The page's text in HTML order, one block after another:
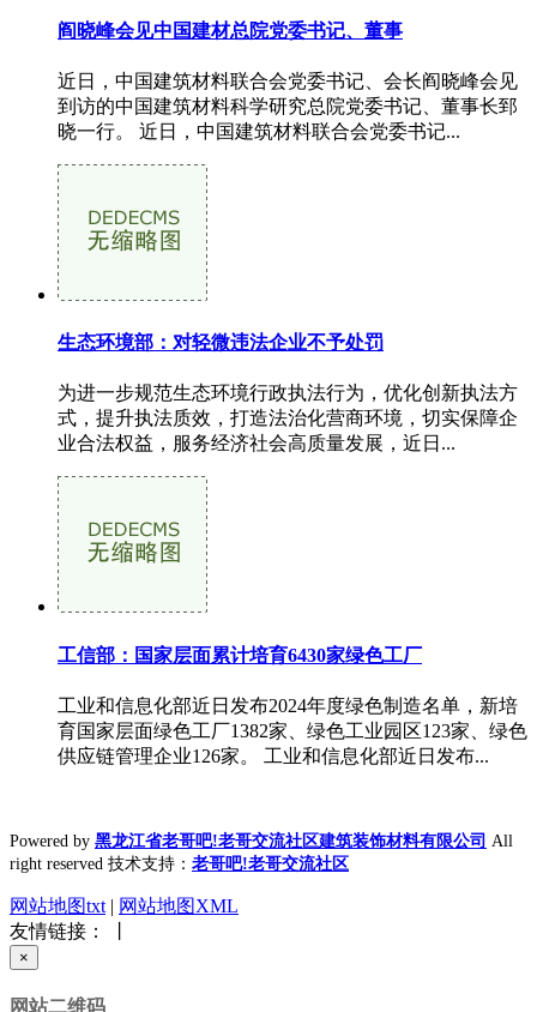
阎晓峰会见中国建材总院党委书记、董事
近日，中国建筑材料联合会党委书记、会长阎晓峰会见
到访的中国建筑材料科学研究总院党委书记、董事长郅
晓一行。 近日，中国建筑材料联合会党委书记...
生态环境部：对轻微违法企业不予处罚
为进一步规范生态环境行政执法行为，优化创新执法方
式，提升执法质效，打造法治化营商环境，切实保障企
业合法权益，服务经济社会高质量发展，近日...
工信部：国家层面累计培育6430家绿色工厂
工业和信息化部近日发布2024年度绿色制造名单，新培
育国家层面绿色工厂1382家、绿色工业园区123家、绿色
供应链管理企业126家。 工业和信息化部近日发布...
Powered by 黑龙江省老哥吧!老哥交流社区建筑装饰材料有限公司 All
right reserved 技术支持： 老哥吧!老哥交流社区
网站地图txt | 网站地图XML
友情链接： 丨
×
网站二维码